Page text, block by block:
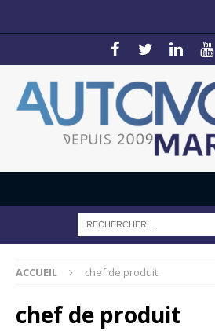
ACCUEIL chef de produit
chef de produit